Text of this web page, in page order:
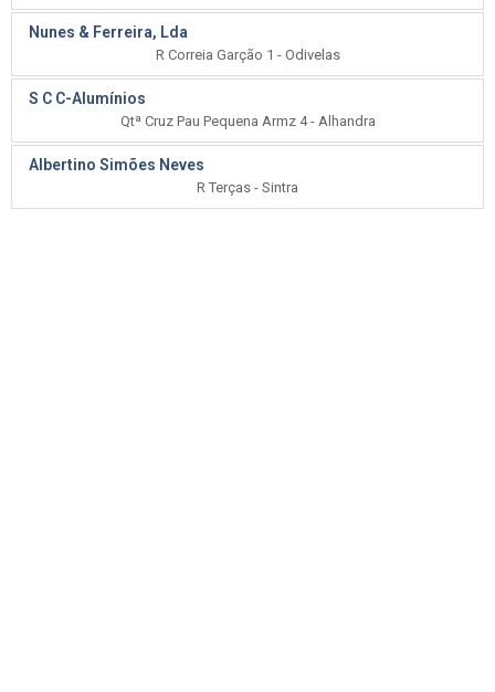
Nunes & Ferreira, Lda
R Correia Garção 1 - Odivelas
S C C-Alumínios
Qtª Cruz Pau Pequena Armz 4 - Alhandra
Albertino Simões Neves
R Terças - Sintra